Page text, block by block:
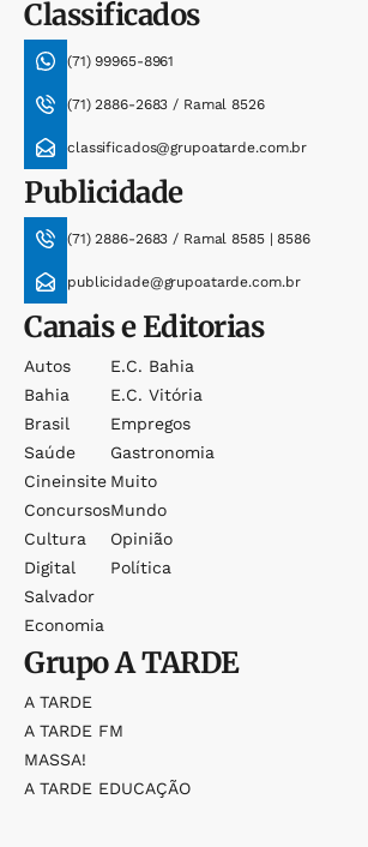
Classificados
(71) 99965-8961
(71) 2886-2683 / Ramal 8526
classificados@grupoatarde.com.br
Publicidade
(71) 2886-2683 / Ramal 8585 | 8586
publicidade@grupoatarde.com.br
Canais e Editorias
Autos
Bahia
Brasil
Saúde
Cineinsite
Concursos
Cultura
Digital
Salvador
Economia
E.c. Bahia
E.c. Vitória
Empregos
Gastronomia
Muito
Mundo
Opinião
Política
GrupoA TARDE
A TARDE
A TARDE FM
MASSA!
A TARDE EDUCAÇÃO